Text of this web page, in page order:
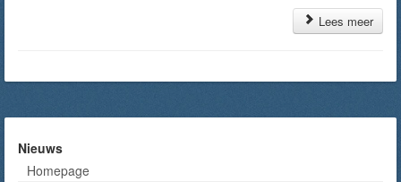
Lees meer
Nieuws
Homepage